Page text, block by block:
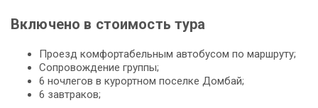
Включено в стоимость тура
Проезд комфортабельным автобусом по маршруту;
Сопровождение группы;
6 ночлегов в курортном поселке Домбай;
6 завтраков;